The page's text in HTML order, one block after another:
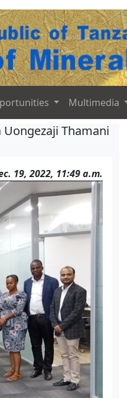
Multimedia
Thamani
19, 2022, 11:49 a.m.